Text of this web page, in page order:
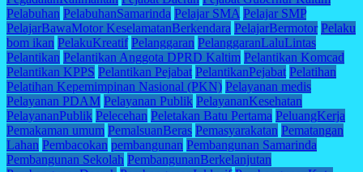
Pelabuhan PelabuhanSamarinda Pelajar SMA Pelajar SMP
PelajarBawaMotor KeselamatanBerkendara PelajarBermotor Pelaku
bom ikan PelakuKreatif Pelanggaran PelanggaranLaluLintas
Pelantikan Pelantikan Anggota DPRD Kaltim Pelantikan Komcad
Pelantikan KPPS Pelantikan Pejabat PelantikanPejabat Pelatihan
Pelatihan Kepemimpinan Nasional (PKN) Pelayanan medis
Pelayanan PDAM Pelayanan Publik PelayananKesehatan
PelayananPublik Pelecehan Peletakan Batu Pertama PeluangKerja
Pemakaman umum PemalsuanBeras Pemasyarakatan Pematangan
Lahan Pembacokan pembangunan Pembangunan Samarinda
Pembangunan Sekolah PembangunanBerkelanjutan